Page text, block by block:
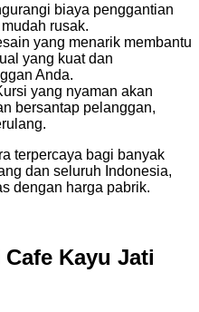
biaya penggantian
rusak.
yang menarik membantu
yang kuat dan
Anda.
yang nyaman akan
bersantap pelanggan,
terpercaya bagi banyak
dan seluruh Indonesia,
dengan harga pabrik.
Kayu Jati